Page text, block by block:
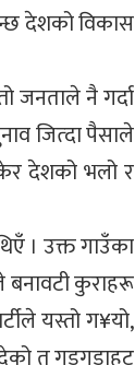
देशको विकास
जनताले नै गर्दा
जित्दा पैसाले
देशको भलो र
। उक्त गाउँका
बनावटी कुराहरू
यस्तो ग¥यो,